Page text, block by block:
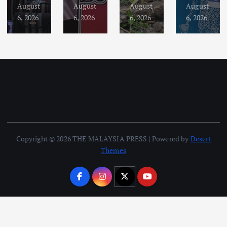
August
6, 2026
August
6, 2026
August
6, 2026
August
6, 2026
Copyright © 2026 THE MALAYSIA PRESS | Powered by Desert
Themes